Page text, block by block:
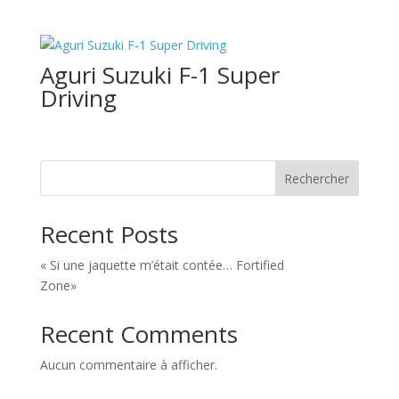
Aguri Suzuki F-1 Super
Driving
Rechercher
Recent Posts
« Si une jaquette m’était contée… Fortified
Zone»
Recent Comments
Aucun commentaire à afficher.